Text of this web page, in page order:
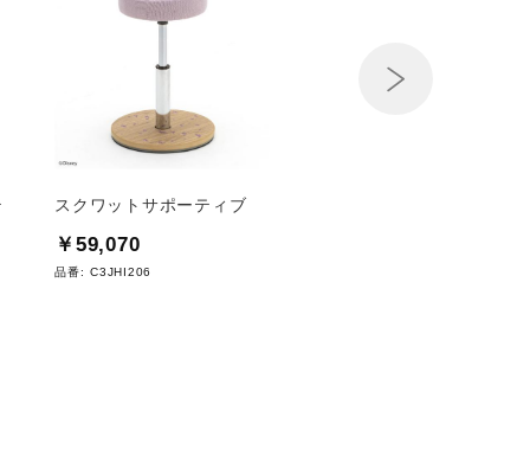
スクワットサポーティブ
￥59,070
品番: C3JHI206